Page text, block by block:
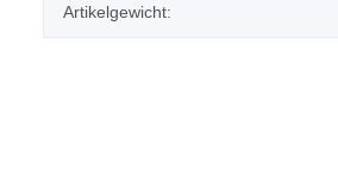
Artikelgewicht: